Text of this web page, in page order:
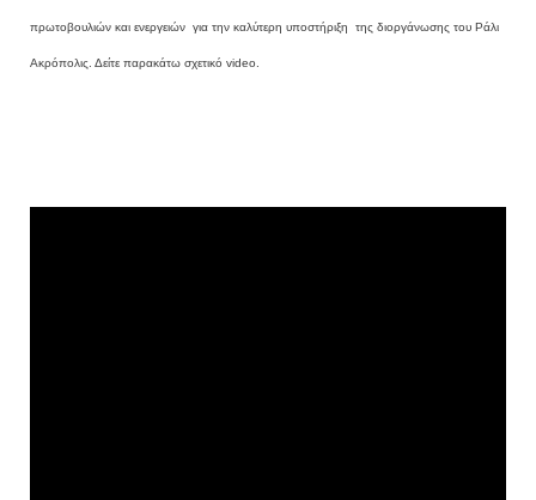
πρωτοβουλιών και ενεργειών για την καλύτερη υποστήριξη της διοργάνωσης του Ράλι
Ακρόπολις. Δείτε παρακάτω σχετικό video.